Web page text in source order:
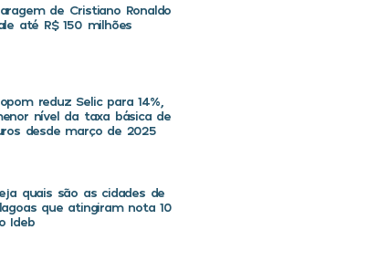
de Cristiano Ronaldo
até R$ 150 milhões
reduz Selic para 14%,
nível da taxa básica de
desde março de 2025
quais são as cidades de
que atingiram nota 10
Ideb